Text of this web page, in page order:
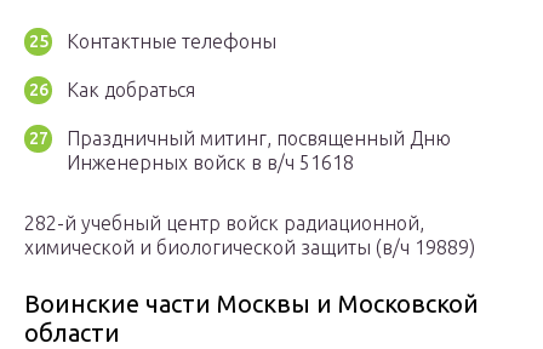
Контактные телефоны
Как добраться
Праздничный митинг, посвященный Дню
Инженерных войск в в/ч 51618
282-й учебный центр войск радиационной,
химической и биологической защиты (в/ч 19889)
Воинские части Москвы и Московской
области